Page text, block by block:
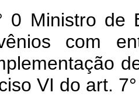
de
com
VI do art.